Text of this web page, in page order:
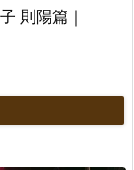
則陽篇｜